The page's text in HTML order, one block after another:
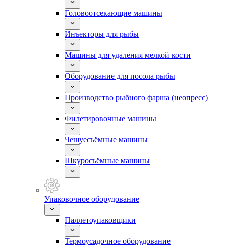
Головоотсекающие машины
Инъекторы для рыбы
Машины для удаления мелкой кости
Оборудование для посола рыбы
Производство рыбного фарша (неопресс)
Филетировочные машины
Чешуесъёмные машины
Шкуросъёмные машины
Упаковочное оборудование
Паллетоупаковщики
Термоусадочное оборудование